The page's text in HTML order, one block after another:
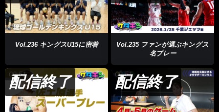
Vol.236 キングスU15に密着
Vol.235 ファンが選ぶキングス
名プレー
09:51
配信終了 09:51
配信終了